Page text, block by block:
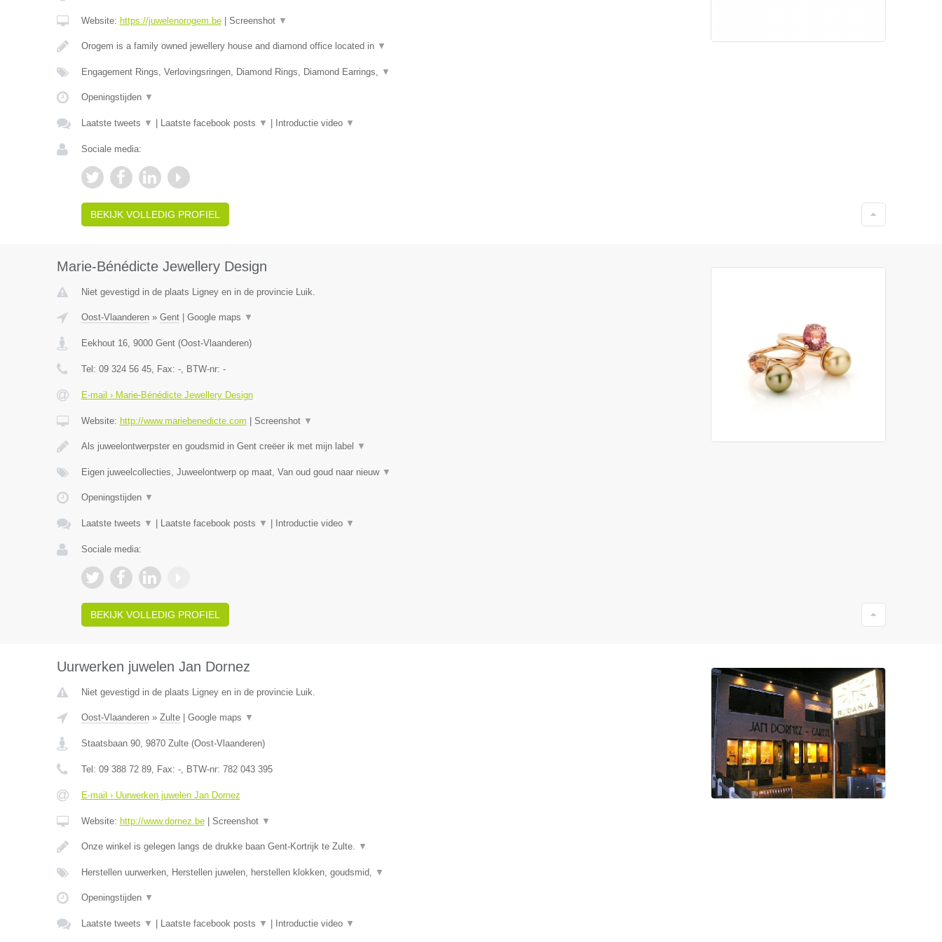
Website: https://juwelenorogem.be| Screenshot ▼
Orogem is a family owned jewellery house and diamond office located in ▼
Engagement Rings, Verlovingsringen, Diamond Rings, Diamond Earrings, ▼
Openingstijden ▼
Laatste tweets ▼ Laatste facebook posts ▼ Introductie video ▼
Sociale media:
BEKIJK VOLLEDIG PROFIEL
Marie-Bénédicte Jewellery Design
Niet gevestigd in de plaats Ligney en in de provincie Luik.
Oost-Vlaanderen» Gent| Google maps ▼
Eekhout 16, 9000 Gent(Oost-Vlaanderen)
Tel: 09 324 56 45, Fax: -, BTW-nr: -
E-mail › Marie-Bénédicte Jewellery Design
Website: http://www.mariebenedicte.com Screenshot ▼
Als juweelontwerpster en goudsmid in Gent creëer ik met mijn label ▼
Eigen juweelcollecties, Juweelontwerp op maat, Van oud goud naar nieuw ▼
Openingstijden ▼
Laatste tweets ▼ Laatste facebook posts ▼ Introductie video ▼
Sociale media:
BEKIJK VOLLEDIG PROFIEL
Uurwerken juwelen Jan Dornez
Niet gevestigd in de plaats Ligney en in de provincie Luik.
Oost-Vlaanderen» Zulte| Google maps ▼
Staatsbaan 90, 9870 Zulte(Oost-Vlaanderen)
Tel: 09 388 72 89, Fax: -, BTW-nr: 782 043 395
E-mail › Uurwerken juwelen Jan Dornez
Website: http://www.dornez.be| Screenshot ▼
Onze winkel is gelegen langs de drukke baan Gent-Kortrijk te Zulte. ▼
Herstellen uurwerken, Herstellen juwelen, herstellen klokken, goudsmid, ▼
Openingstijden ▼
Laatste tweets ▼ Laatste facebook posts ▼ Introductie video ▼